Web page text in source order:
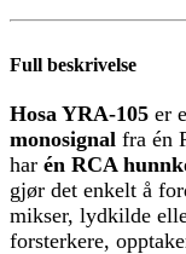
Full beskrivelse
Hosa YRA-105 er
monosignal fra én
har én RCA
gjør det enkelt å
mikser, lydkilde
forsterkere,